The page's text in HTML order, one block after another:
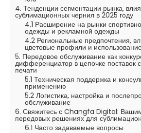
4. Тенденции сегментации рынка,
сублимационных чернил в 2025 году
4.1 Расширение на рынки
одежды и рекламной одежды
4.2 Региональные предпочтения,
цветовые профили и
5. Передовое обслуживание как
дифференциатор в цепочке поставок
печати
5.1 Техническая поддержка и
применению
5.2 Логистика, настройка и
обслуживание
6. Свяжитесь с Changfa Digital:
передовых решениях для
6.1 Часто задаваемые вопросы